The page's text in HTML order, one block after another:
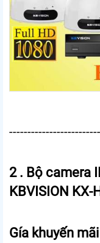
2 . Bộ camera
KBVISION KX-
Gía khuyến